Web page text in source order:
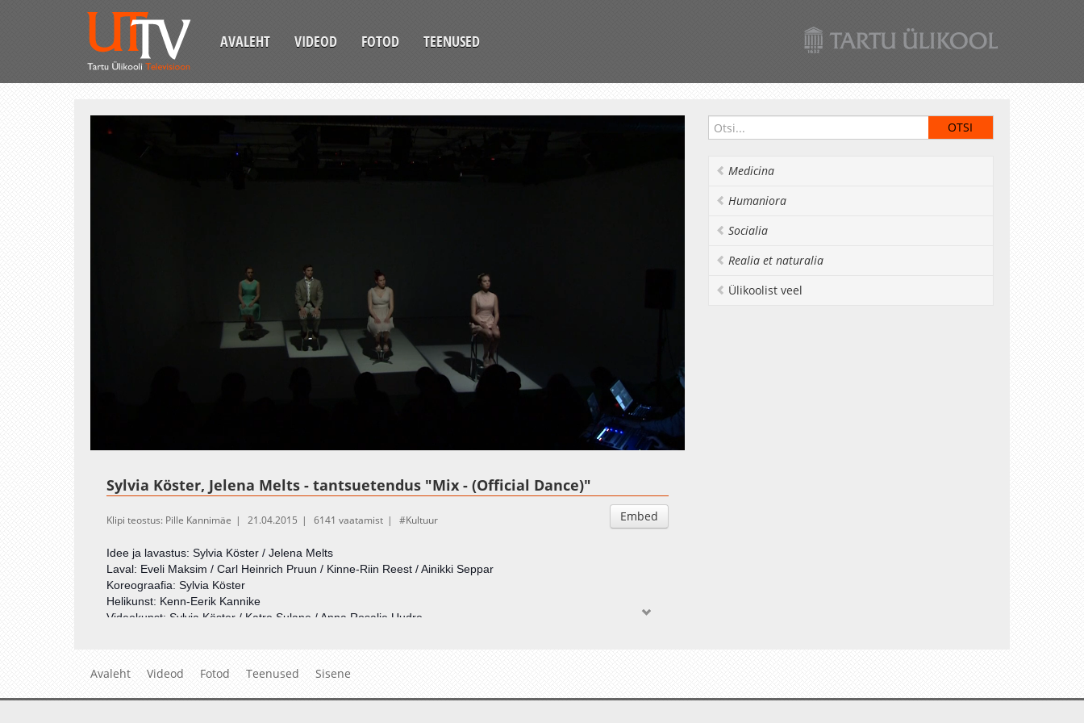
AVALEHT VIDEOD FOTOD TEENUSED
Esituskiirused
Auto
Sylvia Köster, Jelena Melts - tantsuetendus "Mix - (Official Dance)"
Embed
Klipi teostus: Pille Kannimäe 21.04.2015 6141 vaatamist Kultuur
Idee ja lavastus: Sylvia Köster / Jelena Melts
Laval: Eveli Maksim / Carl Heinrich Pruun / Kinne-Riin Reest / Ainikki Seppar
Koreograafia: Sylvia Köster
Helikunst: Kenn-Eerik Kannike
Videokunst: Sylvia Köster / Katre Sulane / Anna Rosalie Uudre
Medicina
Humaniora
Socialia
Realia et naturalia
Ülikoolist veel
Avaleht Videod Fotod Teenused Sisene